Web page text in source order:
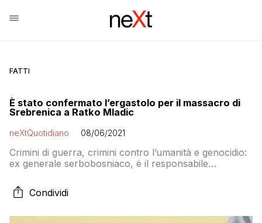
FATTI
È stato confermato l’ergastolo per il massacro di
Srebrenica a Ratko Mladic
neXtQuotidiano 08/06/2021
Crimini di guerra, crimini contro l’umanità e genocidio:
ex generale serbobosniaco, è il responsabile
e uomini musulmani della Bosnia orientale.
Condividi